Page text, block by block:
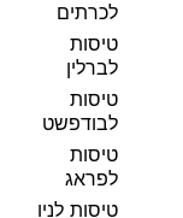
לכרתים
טיסות
לברלין
טיסות
לבודפשט
טיסות
לפראג
טיסות לניו